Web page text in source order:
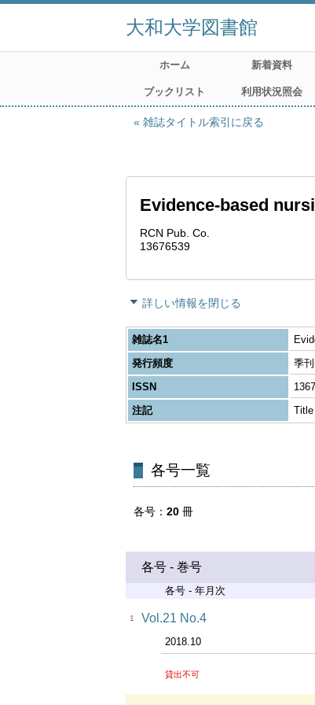
大和大学図書館
ホーム 新着資料
ブックリスト 利用状況照会
雑誌タイトル索引に戻る
Evidence-based
RCN Pub. Co.
13676539
詳しい情報を閉じる
雑誌名1
発行頻度
季刊
ISSN
注記
各号一覧
各号 20 冊
各号 - 巻号
各号 - 年月次
1 Vol.21 No.4
2018.10
貸出不可